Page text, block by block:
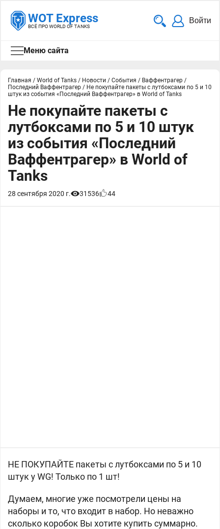
WOT Express
ВСЁ ПРО WORLD OF TANKS
Войти
Меню сайта
Главная / World of Tanks / Новости / События / Ваффентрагер /
Последний Ваффентрагер / Не покупайте пакеты с лутбоксами по 5 и 10
штук из события «Последний Ваффентрагер» в World of Tanks
Не покупайте пакеты с
лутбоксами по 5 и 10 штук
из события «Последний
Ваффентрагер» в World of
Tanks
28 сентября 2020 г. 31536 44
НЕ ПОКУПАЙТЕ пакеты с лутбоксами по 5 и 10
штук у WG! Только по 1 шт!
Думаем, многие уже посмотрели цены на
наборы и то, что входит в набор. Но неважно
сколько коробок Вы хотите купить суммарно.